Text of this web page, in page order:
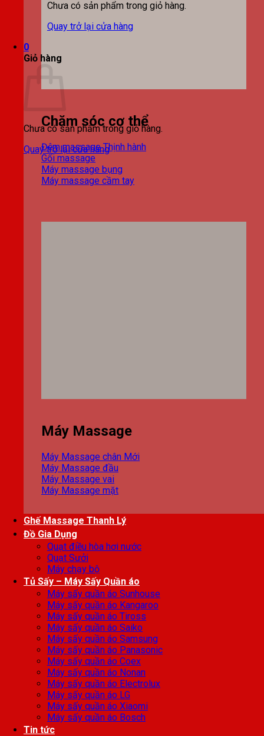
Chưa có sản phẩm trong giỏ hàng.
Quay trở lại cửa hàng
0
Giỏ hàng
Chưa có sản phẩm trong giỏ hàng.
Quay trở lại cửa hàng
Chăm sóc cơ thể
Đệm massage
Gối massage
Máy massage bụng
Máy massage cầm tay
Máy Massage
Máy Massage chân
Máy Massage đầu
Máy Massage vai
Máy Massage mặt
Ghế Massage Thanh Lý
Đồ Gia Dụng
Quạt điều hòa hơi nước
Quạt Sưởi
Máy chạy bộ
Tủ Sấy – Máy Sấy Quần áo
Máy sấy quần áo Sunhouse
Máy sấy quần áo Kangaroo
Máy sấy quần áo Tiross
Máy sấy quần áo Saiko
Máy sấy quần áo Samsung
Máy sấy quần áo Panasonic
Máy sấy quần áo Coex
Máy sấy quần áo Nonan
Máy sấy quần áo Electrolux
Máy sấy quần áo LG
Máy sấy quần áo Xiaomi
Máy sấy quần áo Bosch
Tin tức